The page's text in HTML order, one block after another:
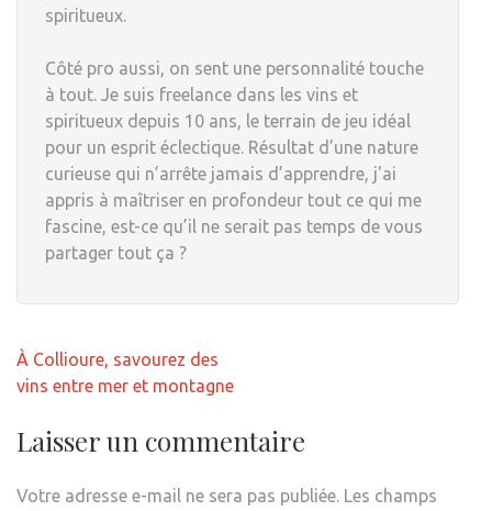
spiritueux.
Côté pro aussi, on sent une personnalité touche
à tout. Je suis freelance dans les vins et
spiritueux depuis 10 ans, le terrain de jeu idéal
pour un esprit éclectique. Résultat d’une nature
curieuse qui n’arrête jamais d’apprendre, j'ai
appris à maîtriser en profondeur tout ce qui me
fascine, est-ce qu’il ne serait pas temps de vous
partager tout ça ?
Navigation
de
À Collioure, savourez des
vins entre mer et montagne
Laisser un commentaire
Votre adresse e-mail ne sera pas publiée. Les champs